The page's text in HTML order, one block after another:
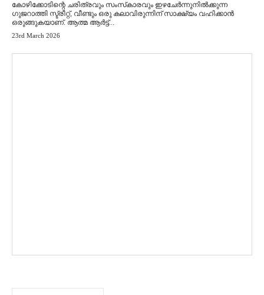
കോഴിക്കോടിന്റെ ചരിത്രവും സംസ്‌കാരവും ഇഴചേർന്നുനിൽക്കുന്ന
ഗുജറാത്തി സ്ട്രീറ്റ്, വീണ്ടും ഒരു കലാവിരുന്നിന് സാക്ഷ്യം വഹിക്കാൻ
ഒരുങ്ങുകയാണ്. ആത്മ ആർട്ട്...
23rd March 2026